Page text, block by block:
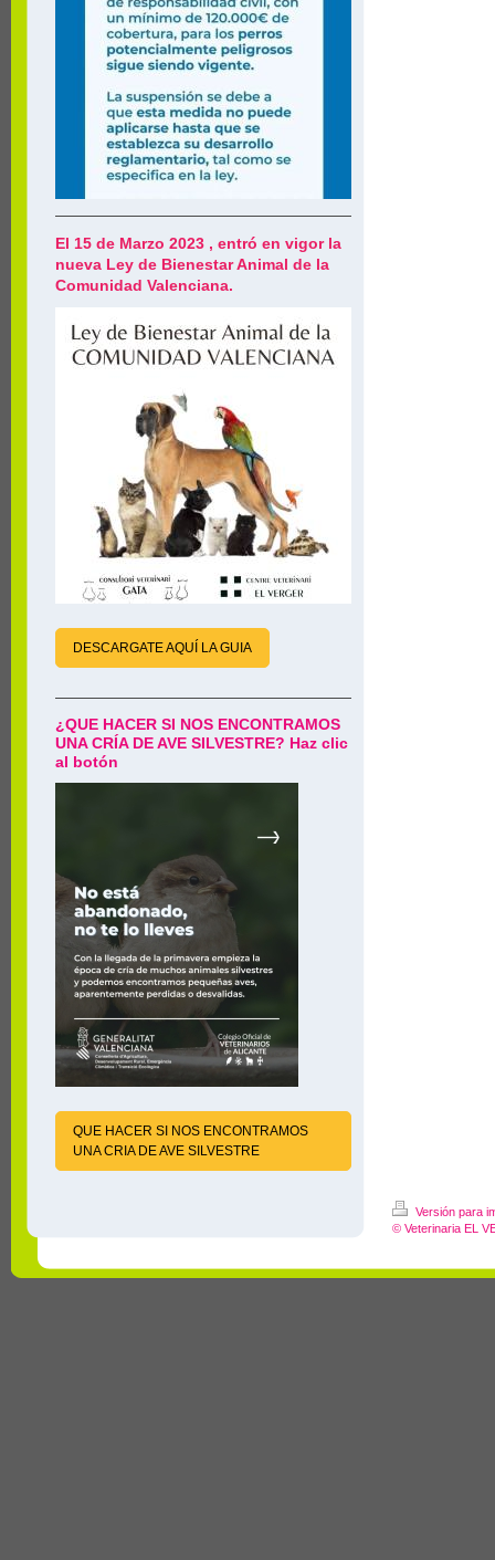
El 15 de Marzo 2023 , entró en vigor la
nueva Ley de Bienestar Animal de la
Comunidad Valenciana.
DESCARGATE AQUÍ LA GUIA
¿QUE HACER SI NOS ENCONTRAMOS
UNA CRÍA DE AVE SILVESTRE? Haz clic
al botón
QUE HACER SI NOS ENCONTRAMOS
UNA CRIA DE AVE SILVESTRE
Versión para
© Veterinaria EL